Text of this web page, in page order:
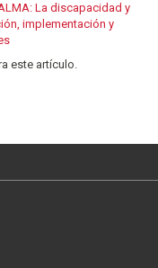
La discapacidad y
implementación y
este artículo.